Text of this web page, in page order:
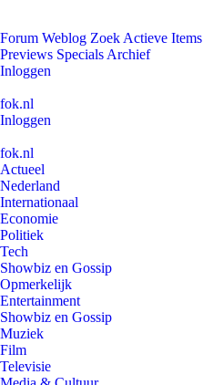
Forum Weblog Zoek Actieve Items
Previews Specials Archief
Inloggen
fok.nl
Inloggen
fok.nl
Actueel
Nederland
Internationaal
Economie
Politiek
Tech
Showbiz en Gossip
Opmerkelijk
Entertainment
Showbiz en Gossip
Muziek
Film
Televisie